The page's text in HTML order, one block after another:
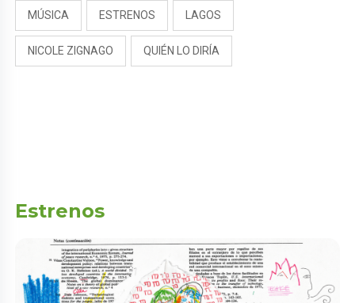
MÚSICA ESTRENOS LAGOS
NICOLE ZIGNAGO QUIÉN LO DIRÍA
Estrenos